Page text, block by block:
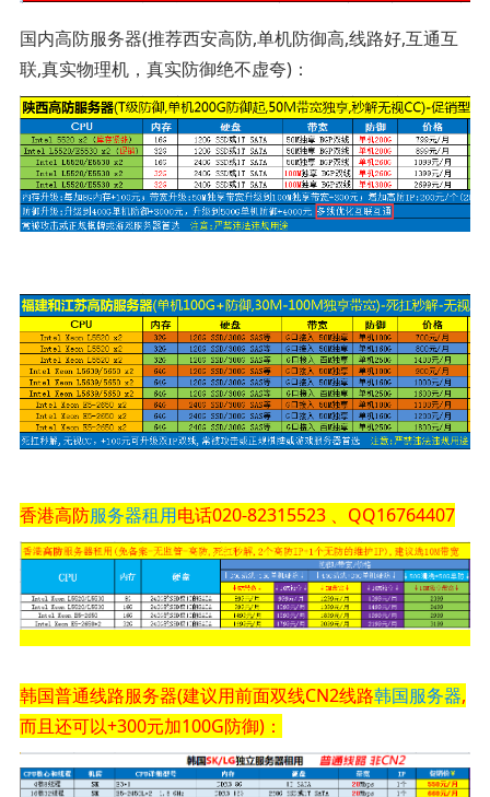
国内高防服务器(推荐西安高防,单机防御高,线路好,互通互
联,真实物理机，真实防御绝不虚夸)：
香港高防服务器租用电话020-82315523 、QQ16764407
韩国普通线路服务器(建议用前面双线CN2线路韩国服务器,
而且还可以+300元加100G防御)：